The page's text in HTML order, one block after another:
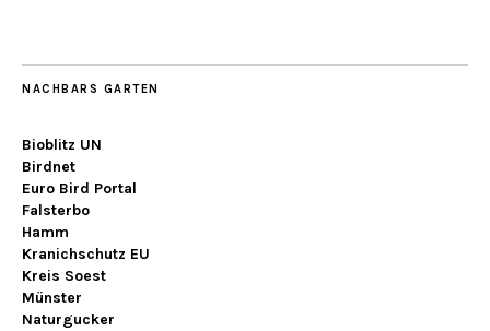
NACHBARS GARTEN
Bioblitz UN
Birdnet
Euro Bird Portal
Falsterbo
Hamm
Kranichschutz EU
Kreis Soest
Münster
Naturgucker